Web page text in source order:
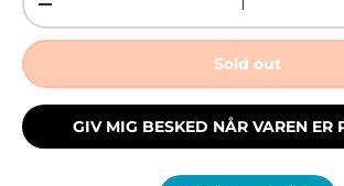
Decrease quantity
Sold out
GIV MIG BESKED NÅR VAREN ER